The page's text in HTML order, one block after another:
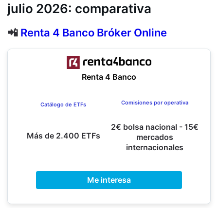
julio 2026: comparativa
📲 Renta 4 Banco Bróker Online
Renta 4 Banco
Catálogo de ETFs
Más de 2.400 ETFs
Comisiones por operativa
2€ bolsa nacional - 15€
mercados
internacionales
Me interesa